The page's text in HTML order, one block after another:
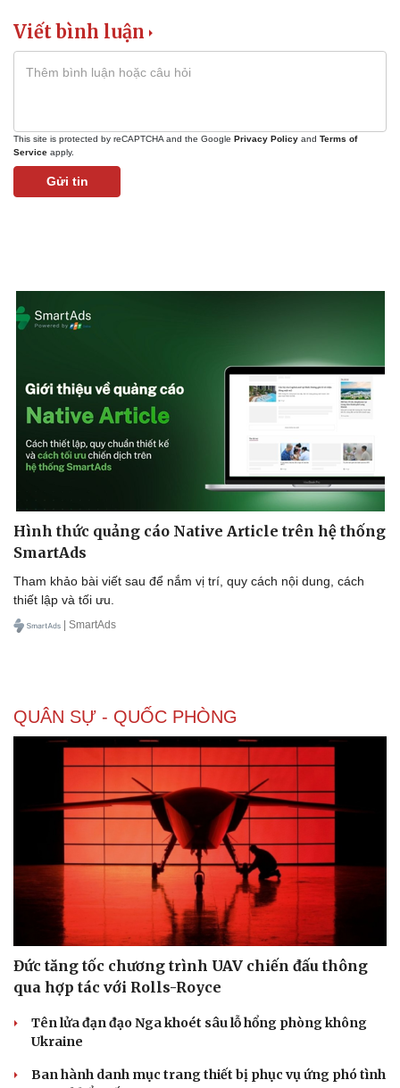
Kinh tế
Bất động sản
Thị trường
Giá vàng
Chứng khoán
Giá cà phê
Viết bình luận
This site is protected by reCAPTCHA and the Google Privacy Policy and Terms of
Service apply.
Gửi tin
Hình thức quảng cáo Native Article trên hệ thống
SmartAds
Tham khảo bài viết sau để nắm vị trí, quy cách nội dung, cách
thiết lập và tối ưu.
| SmartAds
QUÂN SỰ - QUỐC PHÒNG
Đức tăng tốc chương trình UAV chiến đấu thông
qua hợp tác với Rolls-Royce
Tên lửa đạn đạo Nga khoét sâu lỗ hổng phòng không
Ukraine
Ban hành danh mục trang thiết bị phục vụ ứng phó tình